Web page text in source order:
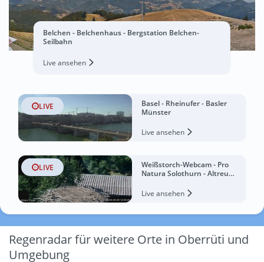
Belchen - Belchenhaus - Bergstation Belchen-
Seilbahn
Live ansehen
LIVE
Basel - Rheinufer - Basler
Münster
Live ansehen
LIVE
Weißstorch-Webcam - Pro
Natura Solothurn - Altreu
Live ansehen
Regenradar für weitere Orte in Oberrüti und
Umgebung